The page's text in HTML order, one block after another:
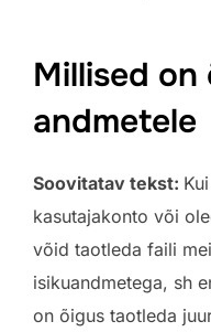
Millised on
andmetele
Soovitatav tekst:
kasutajakonto või
võid taotleda faili
isikuandmetega, sh
on õigus taotleda